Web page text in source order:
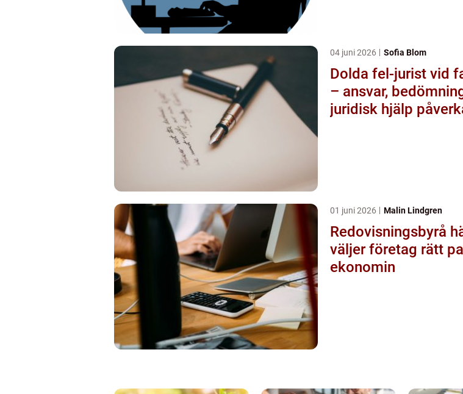
04 juni 2026 Sofia Blom
Dolda fel-jurist vid
– ansvar,
juridisk hjälp
01 juni 2026 Malin Lindgren
Redovisningsbyrå
väljer företag rätt
ekonomin